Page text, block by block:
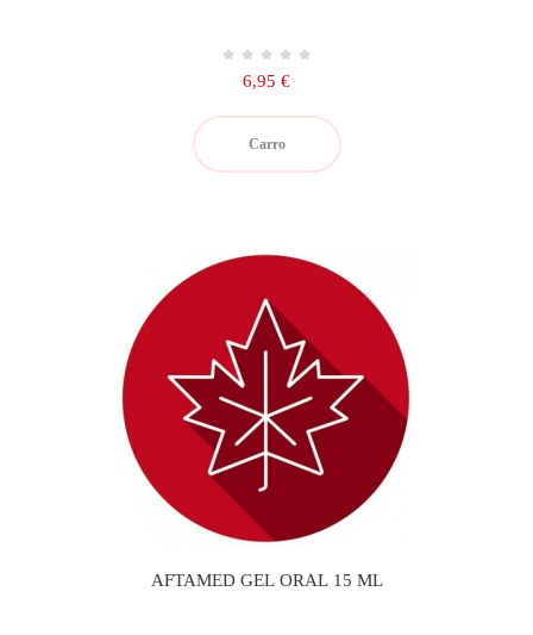
Precio
6,95 €
Carro
AFTAMED GEL ORAL 15 ML